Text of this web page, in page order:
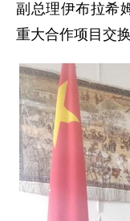
副总理伊布拉希
重大合作项目交换